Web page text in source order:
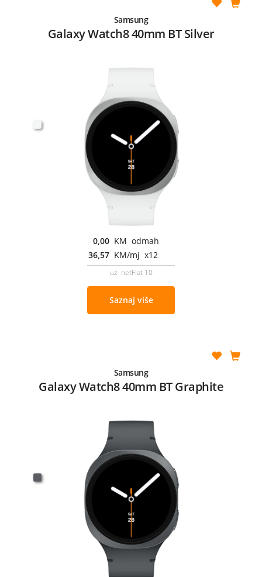
Samsung
Galaxy Watch8 40mm BT Silver
0,00 KM odmah
36,57 KM/mj x12
uz netFlat 10
Saznaj više
Samsung
Galaxy Watch8 40mm BT Graphite